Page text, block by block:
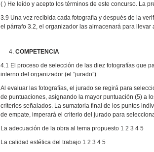
( ) He leído y acepto los términos de este concurso. La
3.9 Una vez recibida cada fotografía y después de la
el párrafo 3.2, el organizador las almacenará para
COMPETENCIA
4.1 El proceso de selección de las diez fotografías que
interno del organizador (el “jurado”).
Al evaluar las fotografías, el jurado se regirá para
de puntuaciones, asignando la mayor puntuación (5) a
criterios señalados. La sumatoria final de los puntos
de empate, imperará el criterio del jurado para
La adecuación de la obra al tema propuesto 1 2 3 4 5
La calidad estética del trabajo 1 2 3 4 5